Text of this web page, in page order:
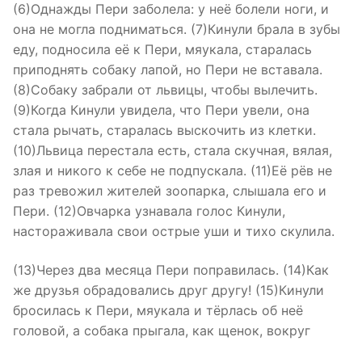
(6)Однажды Пери заболела: у неё болели ноги, и
она не могла подниматься. (7)Кинули брала в зубы
еду, подносила её к Пери, мяукала, старалась
приподнять собаку лапой, но Пери не вставала.
(8)Собаку забрали от львицы, чтобы вылечить.
(9)Когда Кинули увидела, что Пери увели, она
стала рычать, старалась выскочить из клетки.
(10)Львица перестала есть, стала скучная, вялая,
злая и никого к себе не подпускала. (11)Её рёв не
раз тревожил жителей зоопарка, слышала его и
Пери. (12)Овчарка узнавала голос Кинули,
настораживала свои острые уши и тихо скулила.
(13)Через два месяца Пери поправилась. (14)Как
же друзья обрадовались друг другу! (15)Кинули
бросилась к Пери, мяукала и тёрлась об неё
головой, а собака прыгала, как щенок, вокруг